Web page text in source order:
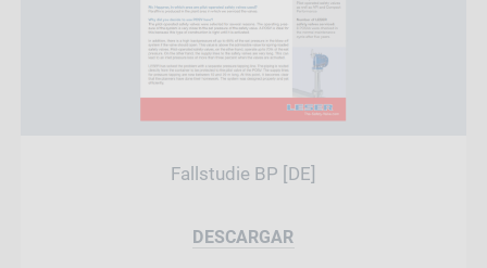
Fallstudie BP [DE]
DESCARGAR